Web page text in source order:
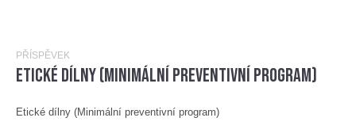
PŘÍSPĚVEK
Etické dílny (Minimální preventivní program)
Etické dílny (Minimální preventivní program)